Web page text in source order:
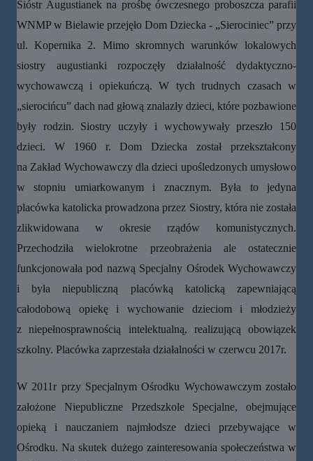
Sióstr Augustianek na prośbę ówczesnego proboszcza parafii
WNMP w Bielawie przejęło Dom Dziecka - „Sierociniec” przy
ul. Kopernika 2. Mimo skromnych warunków lokalowych
siostry augustianki rozpoczęły działalność dydaktyczno-
wychowawczą i opiekuńczą. W tych trudnych czasach w
„sierocińcu” dach nad głową znalazły dzieci, które pozbawione
były rodzin. Siostry uczyły i wychowywały przeszło 150
dzieci. W 1960 r. Dom Dziecka został przekształcony
na Zakład Wychowawczy dla dzieci upośledzonych umysłowo
w stopniu umiarkowanym i znacznym. Była to jedyna
placówka katolicka prowadzona przez Siostry, która nie została
zlikwidowana w okresie rządów komunistycznych.
Przechodziła wielokrotne przeobrażenia ale ostatecznie
funkcjonowała pod nazwą Specjalny Ośrodek Wychowawczy
i była niepubliczną placówką katolicką zapewniającą
całodobową opiekę i wychowanie dzieciom i młodzieży
z niepełnosprawnością intelektualną, realizującą obowiązek
szkolny. Placówka zaprzestała działalności w czerwcu 2017r.
W 2011r przy Specjalnym Ośrodku Wychowawczym zostało
założone Niepubliczne Przedszkole Specjalne, obejmujące
opieką i nauczaniem najmłodsze dzieci przebywające w
Ośrodku. Na skutek dużego zainteresowania społeczeństwa w